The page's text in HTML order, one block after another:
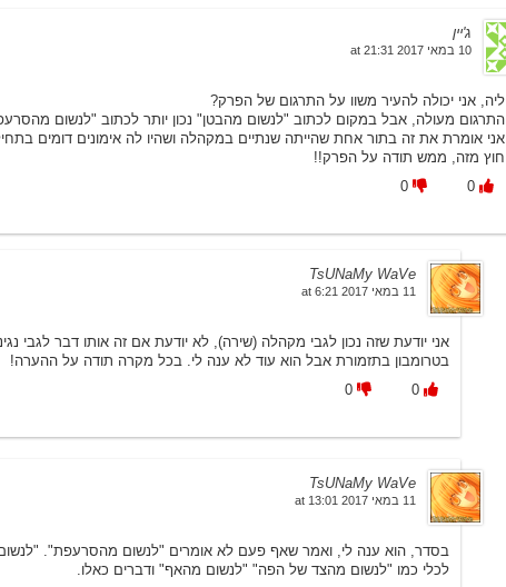
ג'יין
10 במאי 2017 at 21:31
ליה, אני יכולה להעיר משוו על התרגום של הפרק?
התרגום מעולה, אבל במקום לכתוב "לנשום מהבטן" נכון יותר לכתוב "לנשום
אני אומרת את זה בתור אחת שהייתה שנתיים במקהלה ושהיו לה אימונים דומים
חוץ מזה, ממש תודה על הפרק!!
0
0
TsUNaMy WaVe
11 במאי 2017 at 6:21
אני יודעת שזה נכון לגבי מקהלה (שירה), לא יודעת אם זה אותו דבר לגבי
בטרומבון בתזמורת אבל הוא עוד לא ענה לי. בכל מקרה תודה על ההערה!
0
0
TsUNaMy WaVe
11 במאי 2017 at 13:01
בסדר, הוא ענה לי, ואמר שאף פעם לא אומרים "לנשום מהסרעפת".
לכלי כמו "לנשום מהצד של הפה" "לנשום מהאף" ודברים כאלו.